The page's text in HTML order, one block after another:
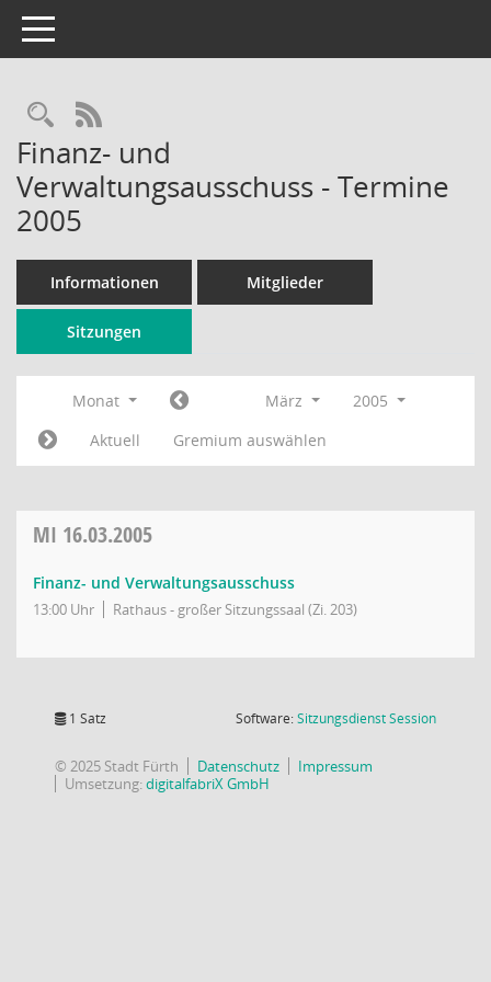
Toggle navigation
Rechercheauswahl
RSS-Feed
Finanz- und
Verwaltungsausschuss - Termine
2005
Informationen Mitglieder
Sitzungen
Monat März
2005
Aktuell
Gremium auswählen
MI 16.03.2005
Finanz- und Verwaltungsausschuss
13:00 Uhr Rathaus - großer Sitzungssaal (Zi. 203)
1 Satz Software:SitzungsdienstSession(Wird in
© 2025 Stadt Fürth Datenschutz
Impressum
Umsetzung:digitalfabriX GmbH